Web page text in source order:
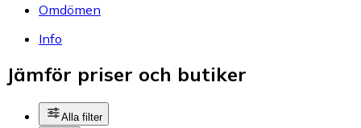
Omdömen
Info
Jämför priser och butiker
Alla filter